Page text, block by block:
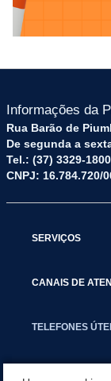
Informações da
Rua Barão de
De segunda a
Tel.: (37) 3329-1800
CNPJ: 16.784.720/
SERVIÇOS
CANAIS DE
TELEFONES